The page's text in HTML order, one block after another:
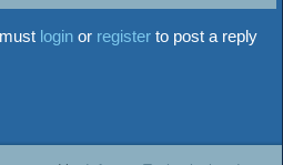
loginor registerto post a reply